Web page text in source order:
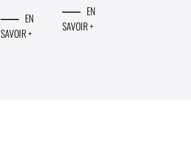
EN
SAVOIR +
EN
SAVOIR +